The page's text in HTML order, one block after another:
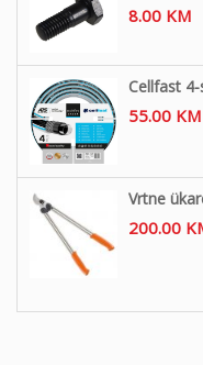
8.00 KM
Cellfast
55.00 KM
Vrtne
200.00